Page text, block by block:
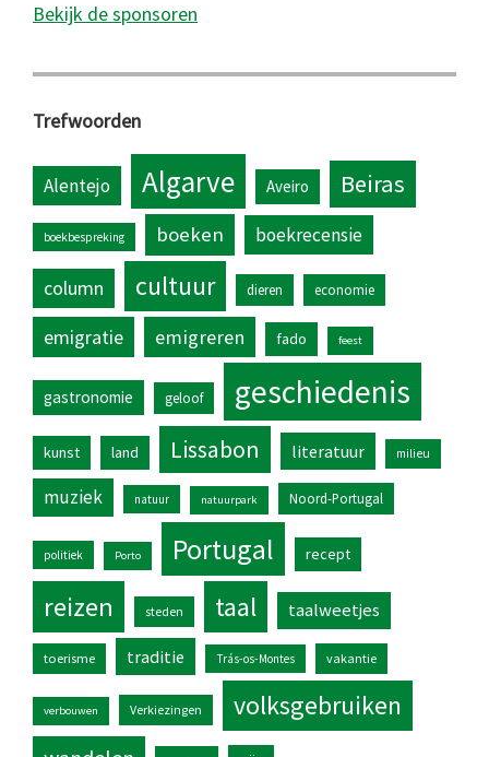
Bekijk de sponsoren
Trefwoorden
Alentejo Algarve Aveiro Beiras
boekbespreking boeken boekrecensie
column cultuur dieren economie
emigratie emigreren fado feest
gastronomie geloof geschiedenis
kunst land Lissabon literatuur milieu
muziek natuur natuurpark Noord-Portugal
politiek Porto Portugal recept
reizen steden taal taalweetjes
toerisme traditie Trás-os-Montes vakantie
verbouwen Verkiezingen volksgebruiken